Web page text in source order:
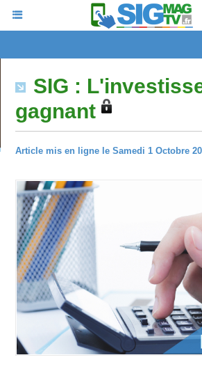
SIG :
gagnant
Article mis en ligne le Samedi 1 Octobre